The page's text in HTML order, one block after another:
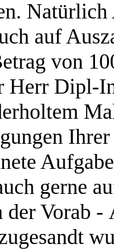
auf
von
Herr Dipl-
gerne
der Vorab -